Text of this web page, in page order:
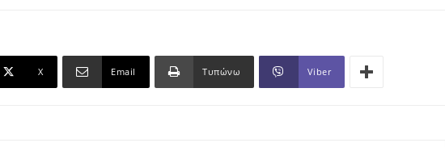
X Email Τυπώνω Viber